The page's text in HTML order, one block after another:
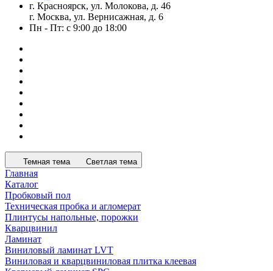
г. Красноярск, ул. Молокова, д. 46
г. Москва, ул. Вернисажная, д. 6
Пн - Пт: с 9:00 до 18:00
Темная тема Светлая тема
Главная
Каталог
Пробковый пол
Техническая пробка и агломерат
Плинтусы напольные, порожки
Кварцвинил
Ламинат
Виниловый ламинат LVT
Виниловая и кварцвиниловая плитка клеевая